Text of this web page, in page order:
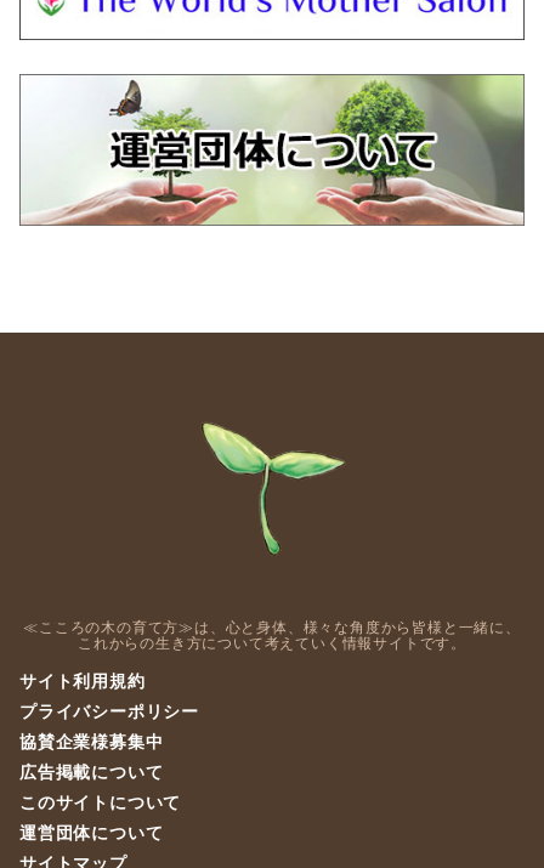
≪こころの木の育て方≫は、心と身体、様々な角度から皆様と一緒に、
これからの生き方について考えていく情報サイトです。
サイト利用規約
プライバシーポリシー
協賛企業様募集中
広告掲載について
このサイトについて
運営団体について
サイトマップ